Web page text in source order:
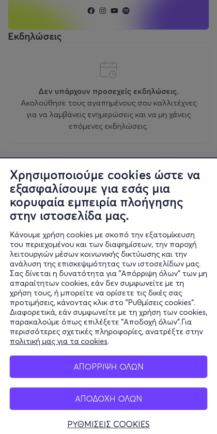
Χρησιμοποιούμε cookies ώστε να
εξασφαλίσουμε για εσάς μια
κορυφαία εμπειρία πλοήγησης
στην ιστοσελίδα μας.
Κάνουμε χρήση cookies με σκοπό την εξατομίκευση
του περιεχομένου και των διαφημίσεων, την παροχή
λειτουργιών μέσων κοινωνικής δικτύωσης και την
ανάλυση της επισκεψιμότητας των ιστοσελίδων μας.
Σας δίνεται η δυνατότητα για "Απόρριψη όλων" των μη
απαραίτητων cookies, εάν δεν συμφωνείτε με τη
χρήση τους, ή μπορείτε να ορίσετε τις δικές σας
προτιμήσεις, κάνοντας κλικ στο "Ρυθμίσεις cookies".
Διαφορετικά, εάν συμφωνείτε με τη χρήση των cookies,
παρακαλούμε όπως επιλέξετε "Αποδοχή όλων".Για
περισσότερες σχετικές πληροφορίες, ανατρέξτε στην
πολιτική μας για τα cookies.
ΑΠΟΡΡΙΨΗ ΟΛΩΝ
ΑΠΟΔΟΧΗ ΟΛΩΝ
ΡΥΘΜΙΣΕΙΣ COOKIES
Εκδηλώσεις
Δεν υπάρχουν προσεχείς εκδηλώσεις.
Ακολούθησε τους αγαπημένους σου καλλιτέχνες
για να λαμβάνεις ενημερώσεις και να μη χάνεις
επόμενες εκδηλώσεις.
Πληροφορίες
Υποστήριξη
Stay Connected
Mobile app